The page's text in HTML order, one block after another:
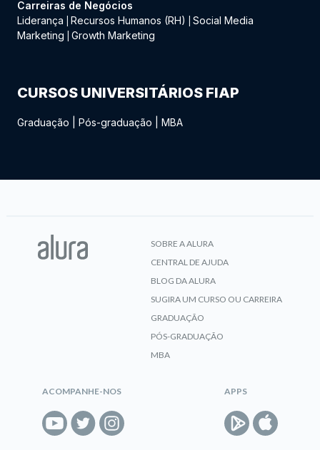
Carreiras de Negócios
Liderança
Recursos Humanos (RH)
Social Media
Marketing
Growth Marketing
CURSOS UNIVERSITÁRIOS FIAP
Graduação Pós-graduação MBA
SOBRE A ALURA
CENTRAL DE AJUDA
BLOG DA ALURA
SUGIRA UM CURSO OU CARREIRA
GRADUAÇÃO
PÓS-GRADUAÇÃO
MBA
ACOMPANHE-NOS APPS